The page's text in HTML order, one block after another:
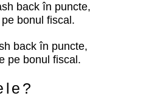
back în puncte,
bonul fiscal.
back în puncte,
pe bonul fiscal.